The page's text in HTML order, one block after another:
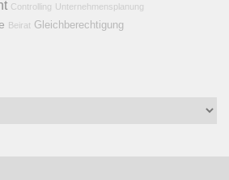
Controlling Unternehmensplanung
Beirat Gleichberechtigung